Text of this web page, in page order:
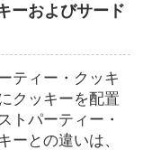
ーおよびサード
ティー・クッキ
クッキーを配置
トパーティー・
ーとの違いは、